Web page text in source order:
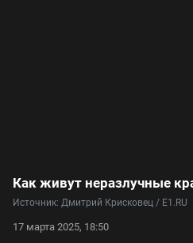
Источник: Дмитрий Крисковец / E1.RU
17 марта 2025, 18:50